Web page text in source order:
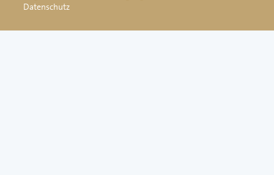
Datenschutz